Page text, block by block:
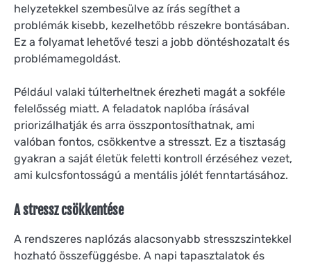
helyzetekkel szembesülve az írás segíthet a
problémák kisebb, kezelhetőbb részekre bontásában.
Ez a folyamat lehetővé teszi a jobb döntéshozatalt és
problémamegoldást.
Például valaki túlterheltnek érezheti magát a sokféle
felelősség miatt. A feladatok naplóba írásával
priorizálhatják és arra összpontosíthatnak, ami
valóban fontos, csökkentve a stresszt. Ez a tisztaság
gyakran a saját életük feletti kontroll érzéséhez vezet,
ami kulcsfontosságú a mentális jólét fenntartásához.
A stressz csökkentése
A rendszeres naplózás alacsonyabb stresszszintekkel
hozható összefüggésbe. A napi tapasztalatok és